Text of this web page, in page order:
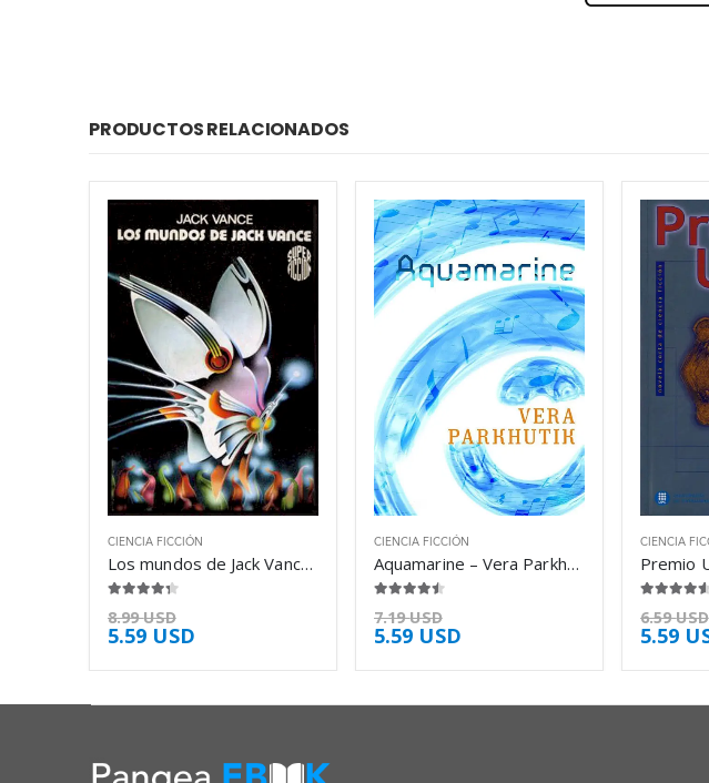
PRODUCTOS RELACIONADOS
CIENCIA FICCIÓN
Los mundos de Jack Vance – Jack Vance
8.99USD
5.59 USD
CIENCIA FICCIÓN
Aquamarine – Vera Parkhutik
7.19USD
5.59 USD
CIENCIA
6.59USD
5.59